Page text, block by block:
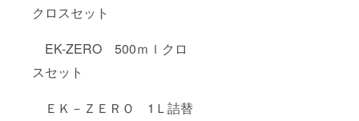
クロスセット
EK-ZERO 500ｍｌクロ
スセット
ＥＫ－ＺＥＲＯ 1Ｌ詰替